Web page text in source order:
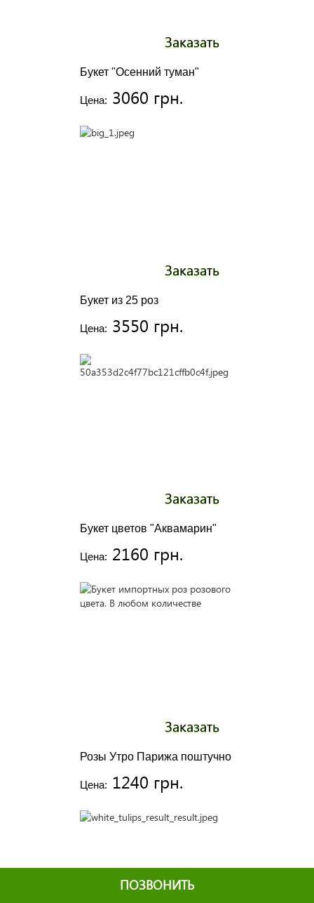
Букет "Осенний туман"
Цена: 3060 грн.
Заказать
Букет из 25 роз
Цена: 3550 грн.
Заказать
Букет цветов "Аквамарин"
Цена: 2160 грн.
Заказать
Розы Утро Парижа поштучно
Цена: 1240 грн.
Заказать
ПОЗВОНИТЬ